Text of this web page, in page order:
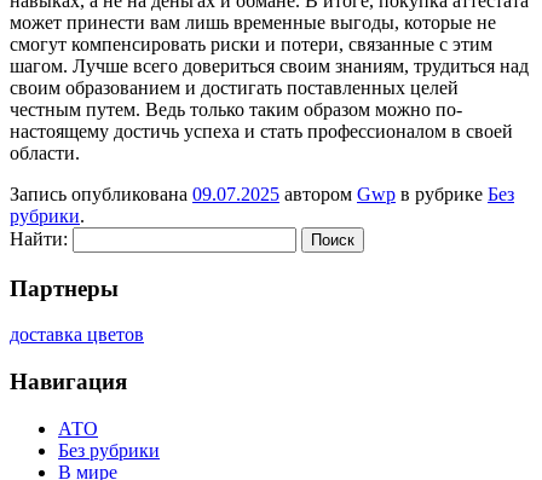
может принести вам лишь временные выгоды, которые не
смогут компенсировать риски и потери, связанные с этим
шагом. Лучше всего довериться своим знаниям, трудиться над
своим образованием и достигать поставленных целей
честным путем. Ведь только таким образом можно по-
настоящему достичь успеха и стать профессионалом в своей
области.
Запись опубликована 09.07.2025 автором Gwp в рубрике Без
рубрики.
Найти:
Партнеры
доставка цветов
Навигация
АТО
Без рубрики
В мире